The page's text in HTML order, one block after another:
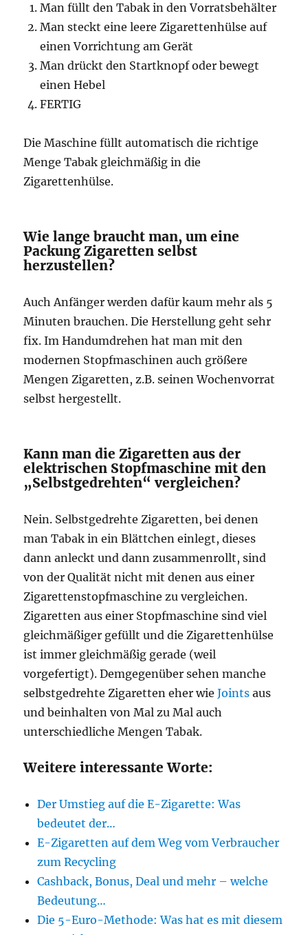
Man füllt den Tabak in den Vorratsbehälter
Man steckt eine leere Zigarettenhülse auf
einen Vorrichtung am Gerät
Man drückt den Startknopf oder bewegt
einen Hebel
FERTIG
Die Maschine füllt automatisch die richtige
Menge Tabak gleichmäßig in die
Zigarettenhülse.
Wie lange braucht man, um eine
Packung Zigaretten selbst
herzustellen?
Auch Anfänger werden dafür kaum mehr als 5
Minuten brauchen. Die Herstellung geht sehr
fix. Im Handumdrehen hat man mit den
modernen Stopfmaschinen auch größere
Mengen Zigaretten, z.B. seinen Wochenvorrat
selbst hergestellt.
Kann man die Zigaretten aus der
elektrischen Stopfmaschine mit den
„Selbstgedrehten“ vergleichen?
Nein. Selbstgedrehte Zigaretten, bei denen
man Tabak in ein Blättchen einlegt, dieses
dann anleckt und dann zusammenrollt, sind
von der Qualität nicht mit denen aus einer
Zigarettenstopfmaschine zu vergleichen.
Zigaretten aus einer Stopfmaschine sind viel
gleichmäßiger gefüllt und die Zigarettenhülse
ist immer gleichmäßig gerade (weil
vorgefertigt). Demgegenüber sehen manche
selbstgedrehte Zigaretten eher wieJoints aus
und beinhalten von Mal zu Mal auch
unterschiedliche Mengen Tabak.
Weitere interessante Worte:
Der Umstieg auf die E-Zigarette: Was
bedeutet der…
E-Zigaretten auf dem Weg vom Verbraucher
zum Recycling
Cashback, Bonus, Deal und mehr – welche
Bedeutung…
Die 5-Euro-Methode: Was hat es mit diesem